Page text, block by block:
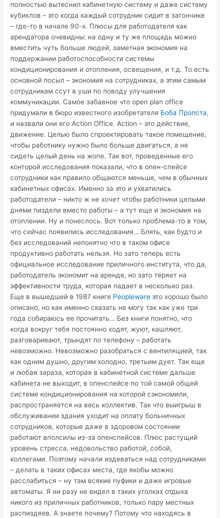
полностью вытеснил кабинетную систему и даже систему
кубиклов – это когда каждый сотрудник сидит в загончике
– где-то в начале 90-х. Плюсы для работодателя как
арендатора очевидны: на одну и ту же площадь можно
вместить чуть больше людей, заметная экономия на
поддержании работоспособности системы
кондиционирования и отопления, освещения, и т.д. То есть
основной посыл – экономия на сотрудниках, а этим самым
сотрудникам ссут в уши по поводу улучшения
коммуникации. Самое забавное что open plan office
придумали в бюро известного изобретателя Боба Пропста,
и назвали они его Action Office. Action – это действие,
движение. Целью было спроектировать такое помещение,
чтобы работнику нужно было больше двигаться, а не
сидеть целый день на жопе. Так вот, проведенные его
конторой исследования показали, что в опен-спейсе
сотрудники как правило общаются меньше, чем в обычных
кабинетных офисах. Именно за это и ухватились
работодатели – никто ж не хочет чтобы работники целыми
днями пиздели вместо работы – а тут еще и экономия на
отоплении. Ну и понеслось. Вот только проблема-то в том,
что сейчас появились исследования… Блять, как будто и
без исследований непонятно что в таком офисе
продуктивно работать нельзя. Но зато теперь есть
официальное исследование приличного института, что да,
работодатель экономит на аренде, но зато теряет на
эффективности труда, которая падает в несколько раз.
Еще в вышедшей в 1987 книге Peopleware это хорошо было
описано, но как именно сказать не могу так как уже три
года собираюсь ее прочитать… Без книги понятно, что
когда вокруг тебя постоянно ходят, жуют, кашляют,
разговаривают, трындят по телефону – работать
невозможно. Невозможно разобраться с вентиляцией, так
как одним душно, другим холодно, третьим дует. Так еще
и любая зараза, которая в кабинетной системе дальше
кабинета не выходит, в опенспейсе по той самой общей
системе кондиционирования на которой сэкономили,
распространяется на весь коллектив. Так что выигрыш в
обслуживании здания уходит на оплату больничных
сотрудников, которые даже в здоровом состоянии
работают вполсилы из-за опенспейсов. Плюс растущий
уровень стресса, недовольство работой, собой,
коллегами. Поэтому начали издеваться над сотрудниками
– делать в таких офисах места, где якобы можно
расслабиться – ну там всякие пуфики и даже игровые
автоматы. Я ни разу не видел в таких уголках отдыха
никого из приличных работников, только пару местных
распиздяев. А знаете почему? Потому что находясь в